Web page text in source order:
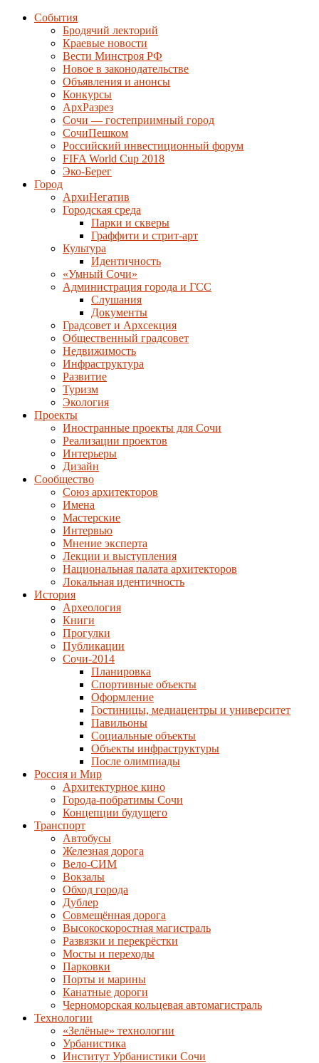
События
Бродячий лекторий
Краевые новости
Вести Минстроя РФ
Новое в законодательстве
Объявления и анонсы
Конкурсы
АрхРазрез
Сочи — гостеприимный город
СочиПешком
Российский инвестиционный форум
FIFA World Cup 2018
Эко-Берег
Город
АрхиНегатив
Городская среда
Парки и скверы
Граффити и стрит-арт
Культура
Идентичность
«Умный Сочи»
Администрация города и ГСС
Слушания
Документы
Градсовет и Архсекция
Общественный градсовет
Недвижимость
Инфраструктура
Развитие
Туризм
Экология
Проекты
Иностранные проекты для Сочи
Реализации проектов
Интерьеры
Дизайн
Сообщество
Союз архитекторов
Имена
Мастерские
Интервью
Мнение эксперта
Лекции и выступления
Национальная палата архитекторов
Локальная идентичность
История
Археология
Книги
Прогулки
Публикации
Сочи-2014
Планировка
Спортивные объекты
Оформление
Гостиницы, медиацентры и университет
Павильоны
Социальные объекты
Объекты инфраструктуры
После олимпиады
Россия и Мир
Архитектурное кино
Города-побратимы Сочи
Концепции будущего
Транспорт
Автобусы
Железная дорога
Вело-СИМ
Вокзалы
Обход города
Дублер
Совмещённая дорога
Высокоскоростная магистраль
Развязки и перекрёстки
Мосты и переходы
Парковки
Порты и марины
Канатные дороги
Черноморская кольцевая автомагистраль
Технологии
«Зелёные» технологии
Урбанистика
Институт Урбанистики Сочи